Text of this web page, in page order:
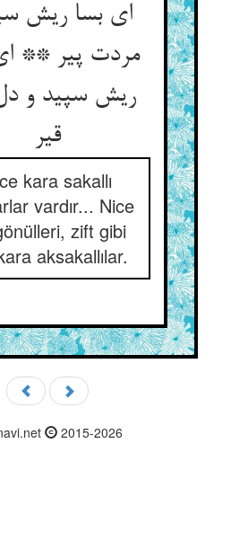
ای بسا ریش
مردت پیر **
ریش سپید و
قیر
kara sakallı
vardır... Nice
zift gibi
aksakallılar.
2015-2026